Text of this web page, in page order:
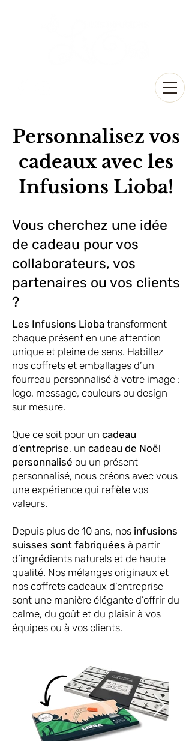
Personnalisez vos
cadeaux avec les
Infusions Lioba!
Vous cherchez une idée
de cadeau pour vos
collaborateurs, vos
partenaires ou vos clients
?
Les Infusions Lioba transforment
chaque présent en une attention
unique et pleine de sens. Habillez
nos coffrets et emballages d’un
fourreau personnalisé à votre image :
logo, message, couleurs ou design
sur mesure.
Que ce soit pour un cadeau
d’entreprise, un cadeau de Noël
personnalisé ou un présent
personnalisé, nous créons avec vous
une expérience qui reflète vos
valeurs.
Depuis plus de 10 ans, nos infusions
suisses sont fabriquées à partir
d’ingrédients naturels et de haute
qualité. Nos mélanges originaux et
nos coffrets cadeaux d’entreprise
sont une manière élégante d’offrir du
calme, du goût et du plaisir à vos
équipes ou à vos clients.